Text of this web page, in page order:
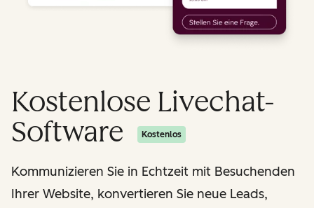
Kostenlose Livechat-
Software
Kostenlos
Kommunizieren Sie in Echtzeit mit Besuchenden
Ihrer Website, konvertieren Sie neue Leads,